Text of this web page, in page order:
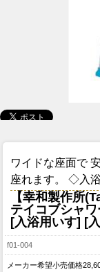
ワイドな座面で
座れます。 ◇入
【幸和製作所
テイコブシャ
[入浴用いす] [
f01-004
メーカー希望小売価格